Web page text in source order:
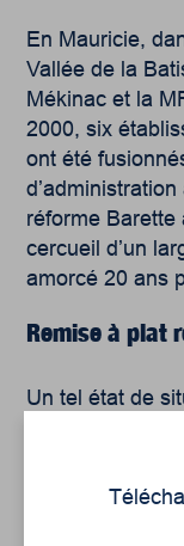
En Mauricie,
Vallée de la
Mékinac et la
2000, six
ont été
réforme Barette
cercueil d’un
amorcé 20 ans
Remise à plat
Un tel état de
commission
l’impact de